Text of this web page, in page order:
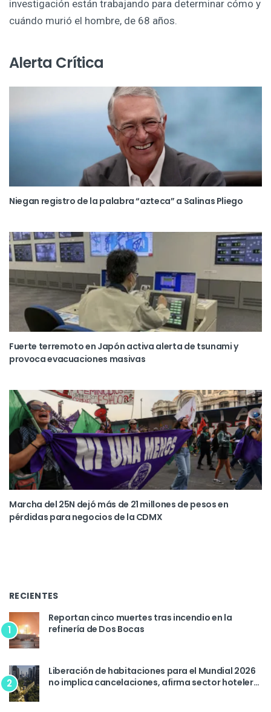
investigación están trabajando para determinar cómo y
cuándo murió el hombre, de 68 años.
Alerta Crítica
Niegan registro de la palabra “azteca” a Salinas Pliego
Fuerte terremoto en Japón activa alerta de tsunami y
provoca evacuaciones masivas
Marcha del 25N dejó más de 21 millones de pesos en
pérdidas para negocios de la CDMX
RECIENTES
1
Reportan cinco muertes tras incendio en la
refinería de Dos Bocas
2
Liberación de habitaciones para el Mundial 2026
no implica cancelaciones, afirma sector hotelero